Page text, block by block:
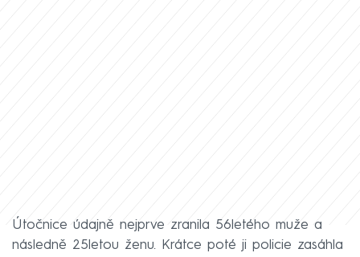
Útočnice údajně nejprve zranila 56letého muže a
následně 25letou ženu. Krátce poté ji policie zasáhla